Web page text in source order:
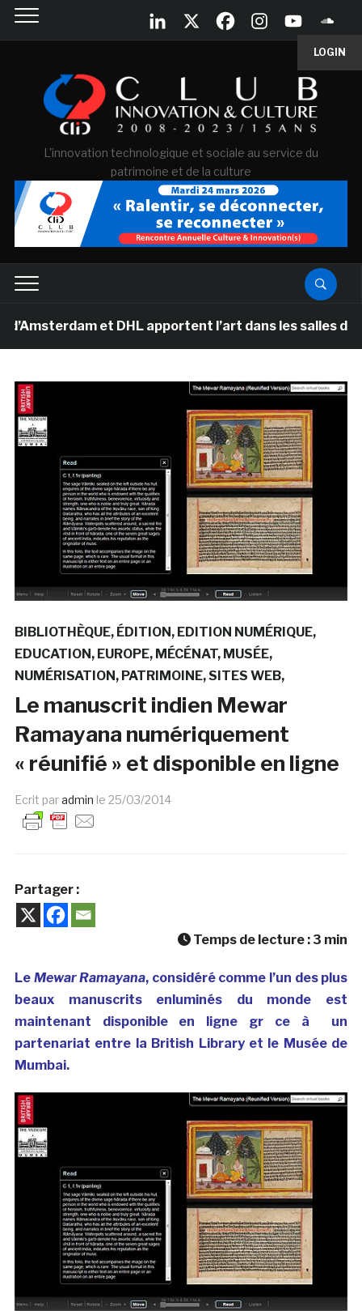
LOGIN
L'innovation technologique et sociale au service du
patrimoine et de la culture
et DHL apportent l’art dans les salles de
BIBLIOTHÈQUE ÉDITION EDITION NUMÉRIQUE
EDUCATION EUROPE MÉCÉNAT MUSÉE
NUMÉRISATION PATRIMOINE SITES WEB
Le manuscrit indien Mewar
Ramayana numériquement
« réunifié » et disponible en ligne
Ecrit paradmin le 25/03/2014
Partager :
Temps de lecture : 3 min
Le Mewar Ramayana, considéré comme l’un des plus
beaux manuscrits enluminés du monde est
maintenant disponible en ligne gr ce à un
partenariat entre la British Library et le Musée de
Mumbai.